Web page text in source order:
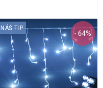
- 64%
NÁŠ TIP